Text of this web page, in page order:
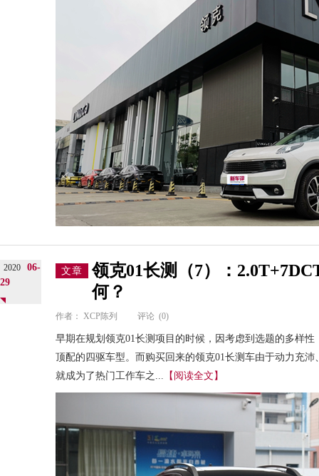
2020
06-
29
文章
领克01长测（7）：
何？
作者： XCP陈列 评论 (0)
早期在规划领克01长测项目的时候，因考虑到选题的多样
顶配的四驱车型。而购买回来的领克01长测车由于动力充
就成为了热门工作车之... 【阅读全文】